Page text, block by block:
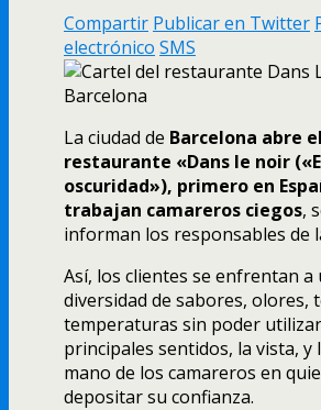
Compartir Publicar en Twitter
electrónico SMS
La ciudad de Barcelona abre el
restaurante «Dans le noir
oscuridad»), primero en
trabajan camareros ciegos,
informan los responsables de
Así­, los clientes se enfrentan a
diversidad de sabores, olores,
temperaturas sin poder
principales sentidos, la vista, y
mano de los camareros en
depositar su confianza.